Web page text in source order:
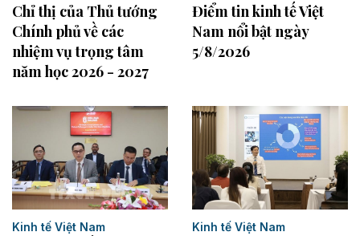
Chỉ thị của Thủ tướng
Chính phủ về các
nhiệm vụ trọng tâm
năm học 2026 - 2027
Điểm tin kinh tế Việt
Nam nổi bật ngày
5/8/2026
Kinh tế Việt Nam Kinh tế Việt Nam